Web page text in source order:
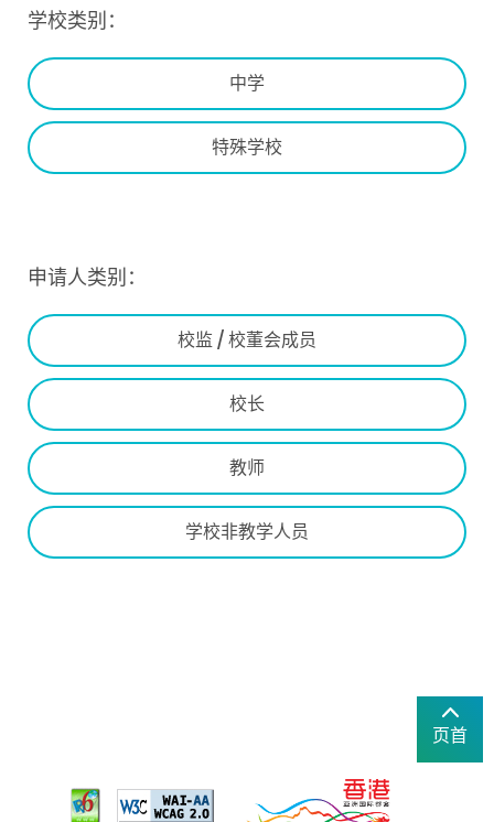
学校类别：
中学
特殊学校
申请人类别：
校监 / 校董会成员
校长
教师
学校非教学人员
页首